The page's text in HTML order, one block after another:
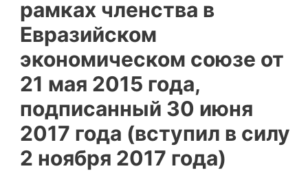
рамках членства в
Евразийском
экономическом союзе от
21 мая 2015 года,
подписанный 30 июня
2017 года (вступил в силу
2 ноября 2017 года)